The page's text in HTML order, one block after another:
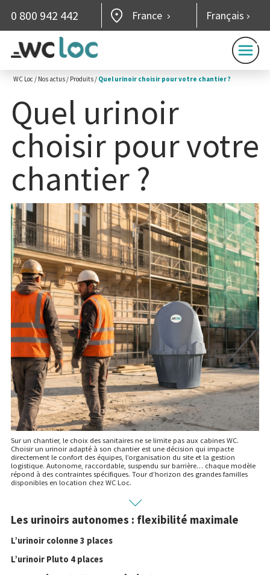
0 800 942 442 France Français
WC Loc / Nos actus / Produits / Quel urinoir choisir pour votre chantier ?
Quel urinoir
choisir pour votre
chantier ?
Sur un chantier, le choix des sanitaires ne se limite pas aux cabines WC.
Choisir un urinoir adapté à son chantier est une décision qui impacte
directement le confort des équipes, l’organisation du site et la gestion
logistique. Autonome, raccordable, suspendu sur barrière… chaque modèle
répond à des contraintes spécifiques. Tour d’horizon des grandes familles
disponibles en location chez WC Loc.
Les urinoirs autonomes : flexibilité maximale
L’urinoir colonne 3 places
L’urinoir Pluto 4 places